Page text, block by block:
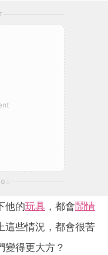
他的玩具 ，都會鬧情
這些情況，都會很苦
變得更大方？